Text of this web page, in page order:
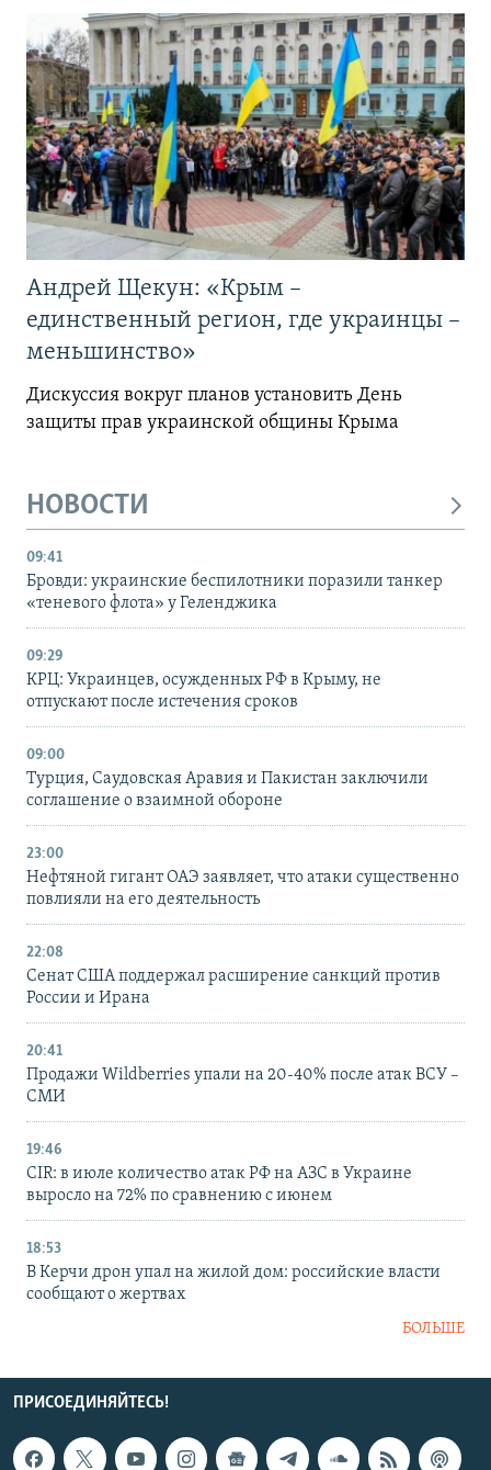
Андрей Щекун: «Крым –
единственный регион, где украинцы –
меньшинство»
Дискуссия вокруг планов установить День
защиты прав украинской общины Крыма
НОВОСТИ
09:41
Бровди: украинские беспилотники поразили танкер
«теневого флота» у Геленджика
09:29
КРЦ: Украинцев, осужденных РФ в Крыму, не
отпускают после истечения сроков
09:00
Турция, Саудовская Аравия и Пакистан заключили
соглашение о взаимной обороне
23:00
Нефтяной гигант ОАЭ заявляет, что атаки существенно
повлияли на его деятельность
22:08
Сенат США поддержал расширение санкций против
России и Ирана
20:41
Продажи Wildberries упали на 20-40% после атак ВСУ –
СМИ
19:46
CIR: в июле количество атак РФ на АЗС в Украине
выросло на 72% по сравнению с июнем
18:53
В Керчи дрон упал на жилой дом: российские власти
сообщают о жертвах
БОЛЬШЕ
ПРИСОЕДИНЯЙТЕСЬ!